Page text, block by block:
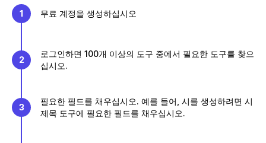
1 무료 계정을 생성하십시오
2
로그인하면 100개 이상의 도구 중에서 필요한 도구를 찾으
십시오.
3
필요한 필드를 채우십시오. 예를 들어, 시를 생성하려면 시
제목 도구에 필요한 필드를 채우십시오.